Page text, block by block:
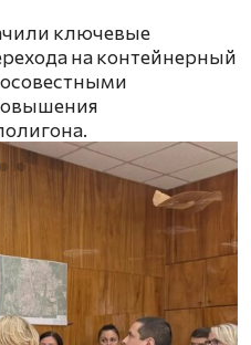
ключевые
на контейнерный